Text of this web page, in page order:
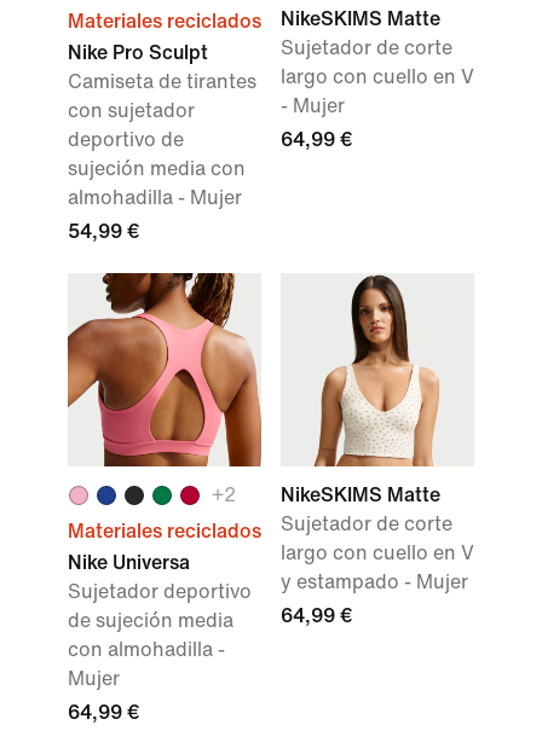
Materiales reciclados
Nike Pro Sculpt
Camiseta de tirantes
con sujetador
deportivo de
sujeción media con
almohadilla - Mujer
54,99 €
NikeSKIMS Matte
Sujetador de corte
largo con cuello en V
- Mujer
64,99 €
+2
Materiales reciclados
Nike Universa
Sujetador deportivo
de sujeción media
con almohadilla -
Mujer
64,99 €
NikeSKIMS Matte
Sujetador de corte
largo con cuello en V
y estampado - Mujer
64,99 €